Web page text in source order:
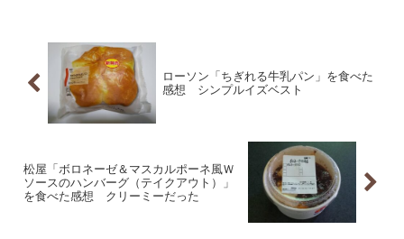
ローソン「ちぎれる牛乳パン」を食べた
感想 シンプルイズベスト
松屋「ボロネーゼ＆マスカルポーネ風Ｗ
ソースのハンバーグ（テイクアウト）」
を食べた感想 クリーミーだった